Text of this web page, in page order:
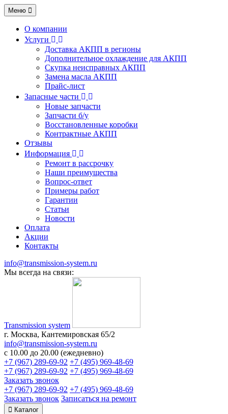
Меню
О компании
Услуги
Доставка АКПП в регионы
Дополнительное охлаждение для АКПП
Скупка неисправных АКПП
Замена масла АКПП
Прайс-лист
Запасные части
Новые запчасти
Запчасти б/у
Восстановленные коробки
Контрактные АКПП
Отзывы
Информация
Ремонт в рассрочку
Наши преимущества
Вопрос-ответ
Примеры работ
Гарантии
Статьи
Новости
Оплата
Акции
Контакты
info@transmission-system.ru
Мы всегда на связи:
Transmission system
г. Москва, Кантемировская 65/2
info@transmission-system.ru
с 10.00 до 20.00 (ежедневно)
+7 (967) 289-69-92 +7 (495) 969-48-69
+7 (967) 289-69-92 +7 (495) 969-48-69
Заказать звонок
+7 (967) 289-69-92 +7 (495) 969-48-69
Заказать звонок Записаться на ремонт
Каталог